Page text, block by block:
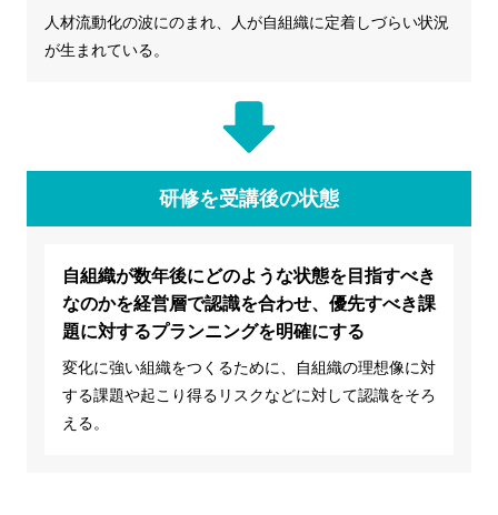
人材流動化の波にのまれ、人が自組織に定着しづらい状況
が生まれている。
研修を受講後の状態
自組織が数年後にどのような状態を目指すべき
なのかを経営層で認識を合わせ、優先すべき課
題に対するプランニングを明確にする
変化に強い組織をつくるために、自組織の理想像に対
する課題や起こり得るリスクなどに対して認識をそろ
える。